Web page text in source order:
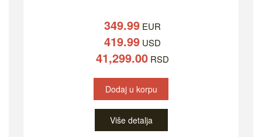
349.99 EUR
419.99 USD
41,299.00 RSD
Dodaj u korpu
Više detalja